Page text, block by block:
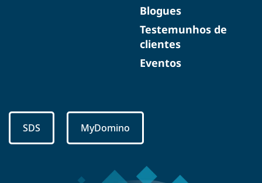
Blogues
Testemunhos de
clientes
Eventos
SDS MyDomino